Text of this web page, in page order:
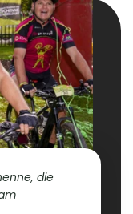
die